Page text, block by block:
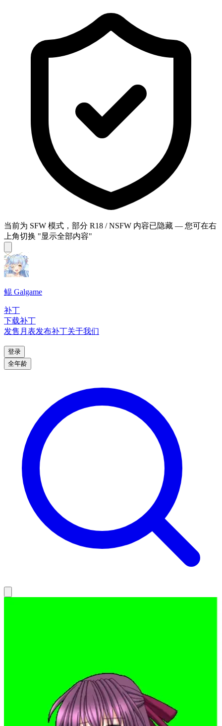
当前为 SFW 模式，部分 R18 / NSFW 内容已隐藏 — 您可在右
上角切换 "显示全部内容"
鲲 Galgame
补丁
下载补丁
发售月表发布补丁关于我们
登录
全年龄